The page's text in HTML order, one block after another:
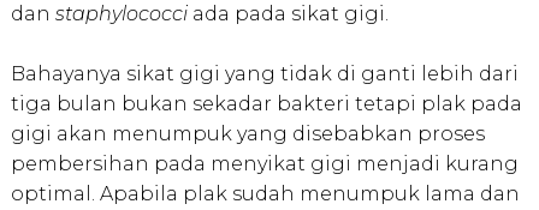
dan staphylococci ada pada sikat gigi.
Bahayanya sikat gigi yang tidak di ganti lebih dari
tiga bulan bukan sekadar bakteri tetapi plak pada
gigi akan menumpuk yang disebabkan proses
pembersihan pada menyikat gigi menjadi kurang
optimal. Apabila plak sudah menumpuk lama dan